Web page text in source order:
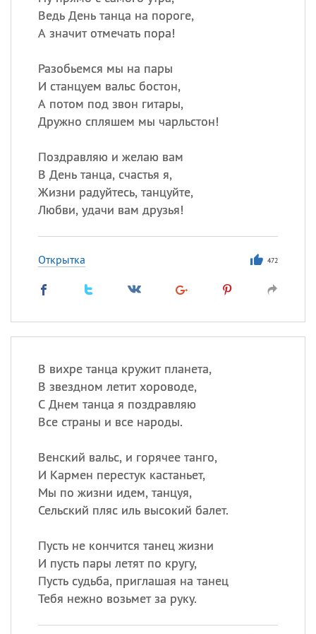
Ведь День танца на пороге,
А значит отмечать пора!
Разобьемся мы на пары
И станцуем вальс бостон,
А потом под звон гитары,
Дружно спляшем мы чарльстон!
Поздравляю и желаю вам
В День танца, счастья я,
Жизни радуйтесь, танцуйте,
Любви, удачи вам друзья!
Открытка 472
В вихре танца кружит планета,
В звездном летит хороводе,
С Днем танца я поздравляю
Все страны и все народы.
Венский вальс, и горячее танго,
И Кармен перестук кастаньет,
Мы по жизни идем, танцуя,
Сельский пляс иль высокий балет.
Пусть не кончится танец жизни
И пусть пары летят по кругу,
Пусть судьба, приглашая на танец
Тебя нежно возьмет за руку.